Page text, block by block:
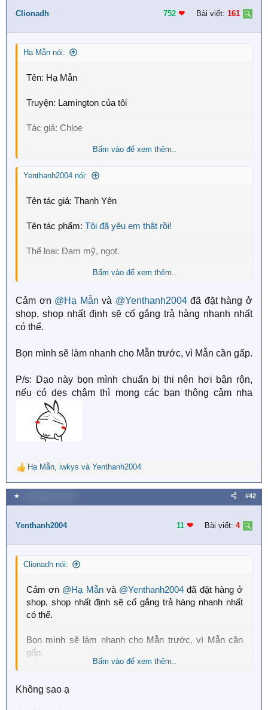
Clionadh 752 ❤︎ Bài viết: 161
Hạ Mẫn nói:
Tên: Hạ Mẫn
Truyện: Lamington của tôi
Tác giả: Chloe
View attachment 3955
Yêu cầu: Kiểu chữ đáng yêu, hợp ảnh
P/s: Nếu có thể làm nhanh giúp Mẫn dc k, tại gấp quá:
Bấm vào để xem thêm..
Yenthanh2004 nói:
Tên tác giả: Thanh Yên
Tên tác phẩm: Tôi đã yêu em thật rồi!
Thể loại: Đam mỹ, ngọt.
Bạn lấy cho mình ảnh đam mỹ hiện đại nha
Bấm vào để xem thêm..
Cảm ơn @Hạ Mẫn và @Yenthanh2004đã đặt hàng ở
shop, shop nhất định sẽ cố gắng trả hàng nhanh nhất
có thể.
Bọn mình sẽ làm nhanh cho Mẫn trước, vì Mẫn cần gấp.
P/s: Dạo này bọn mình chuẩn bị thi nên hơi bận rộn,
nếu có des chậm thì mong các bạn thông cảm nha
R
e
a
c
i
n
s
Hạ Mẫn, iwkys và Yenthanh2004
★ #42
Yenthanh2004 11 ❤︎ Bài viết: 4
Clionadh nói:
Cảm ơn @Hạ Mẫnvà @Yenthanh2004 đã đặt hàng ở
shop, shop nhất định sẽ cố gắng trả hàng nhanh nhất
có thể.
Bọn mình sẽ làm nhanh cho Mẫn trước, vì Mẫn cần
gấp.
nếu có des chậm thì mong các bạn thông cảm nha
Bấm vào để xem thêm..
Không sao ạ